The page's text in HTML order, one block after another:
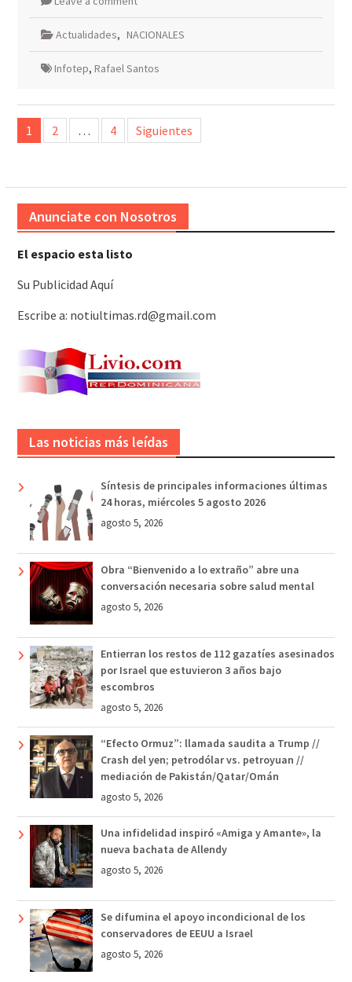
Actualidades, NACIONALES
Infotep, Rafael Santos
Paginación
de
1 2 … 4 Siguientes
Anunciate con Nosotros
El espacio esta listo
Su Publicidad Aquí
Escribe a: notiultimas.rd@gmail.com
Las noticias más leídas
Síntesis de principales informaciones últimas
24 horas, miércoles 5 agosto 2026
agosto 5, 2026
Obra “Bienvenido a lo extraño” abre una
conversación necesaria sobre salud mental
agosto 5, 2026
Entierran los restos de 112 gazatíes asesinados
por Israel que estuvieron 3 años bajo
escombros
agosto 5, 2026
“Efecto Ormuz”: llamada saudita a Trump //
Crash del yen; petrodólar vs. petroyuan //
mediación de Pakistán/Qatar/Omán
agosto 5, 2026
Una infidelidad inspiró «Amiga y Amante», la
nueva bachata de Allendy
agosto 5, 2026
Se difumina el apoyo incondicional de los
conservadores de EEUU a Israel
agosto 5, 2026